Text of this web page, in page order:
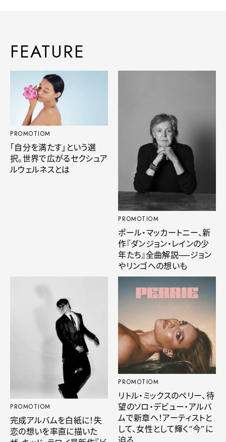
FEATURE
PROMOTIOM
「自分を満たす」という選
択。世界で広がるセクシュア
ルウェルネスとは
PROMOTIOM
ポール・マッカートニー、新
作『ダンジョン・レインの少
年たち』全曲解説──ジョン
やリンゴへの想いも
PROMOTIOM
完成アルバムを白紙に！失
恋の想いを率直に描いた
PROMOTIOM
リトル・ミックスのペリー、待
望のソロ・デビュー・アルバ
ムで新章へ！アーティストと
して、女性として輝く“今”に